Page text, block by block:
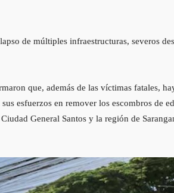
de múltiples infraestructuras, severos
que, además de las víctimas fatales,
esfuerzos en remover los escombros de
General Santos y la región de